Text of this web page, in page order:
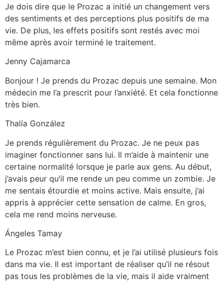
Je dois dire que le Prozac a initié un changement vers
des sentiments et des perceptions plus positifs de ma
vie. De plus, les effets positifs sont restés avec moi
même après avoir terminé le traitement.
Jenny Cajamarca
Bonjour ! Je prends du Prozac depuis une semaine. Mon
médecin me l’a prescrit pour l’anxiété. Et cela fonctionne
très bien.
Thalía González
Je prends régulièrement du Prozac. Je ne peux pas
imaginer fonctionner sans lui. Il m’aide à maintenir une
certaine normalité lorsque je parle aux gens. Au début,
j’avais peur qu’il me rende un peu comme un zombie. Je
me sentais étourdie et moins active. Mais ensuite, j’ai
appris à apprécier cette sensation de calme. En gros,
cela me rend moins nerveuse.
Ángeles Tamay
Le Prozac m’est bien connu, et je l’ai utilisé plusieurs fois
dans ma vie. Il est important de réaliser qu’il ne résout
pas tous les problèmes de la vie, mais il aide vraiment